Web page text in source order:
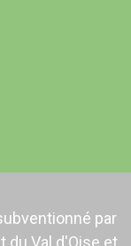
par
du Val d'Oise et